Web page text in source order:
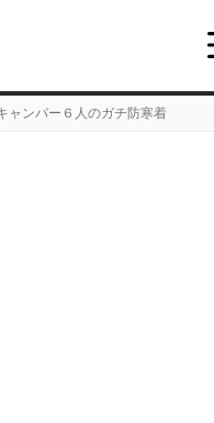
ャンパー６人のガチ防寒着